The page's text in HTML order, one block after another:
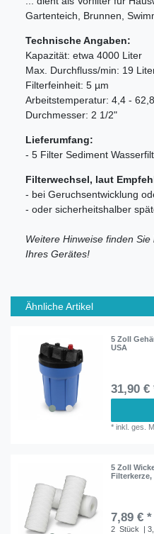
Gartenteich, Brunnen,
Technische Angaben:
Kapazität: etwa 4000 Liter
Max. Durchfluss/min: 19
Filterfeinheit: 5 µm
Arbeitstemperatur: 4,4 -
Durchmesser: 2 1/2"
Lieferumfang:
- 5 Filter Sediment
Filterwechsel, laut
- bei Geruchsentwicklung
- oder sicherheitshalber
Weitere Hinweise finden
Ihres Gerätes!
Ähnliche Artikel
5 Zoll
USA
31,90 €
*inkl. ges.
5 Zoll
Filterkerze,
7,89 € *
2 Stück |